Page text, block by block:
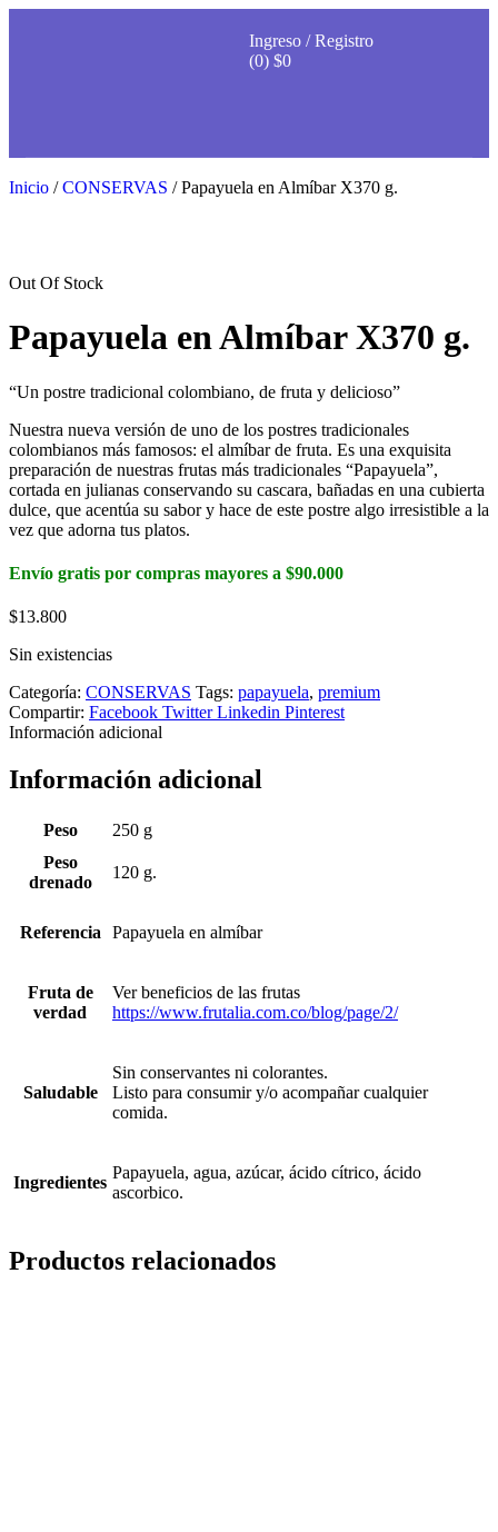
Ingreso / Registro
(0) $0
Inicio /CONSERVAS / Papayuela en Almíbar X370 g.
Out Of Stock
Papayuela en Almíbar X370 g.
“Un postre tradicional colombiano, de fruta y delicioso”
Nuestra nueva versión de uno de los postres tradicionales
colombianos más famosos: el almíbar de fruta. Es una exquisita
preparación de nuestras frutas más tradicionales “Papayuela”,
cortada en julianas conservando su cascara, bañadas en una cubierta
dulce, que acentúa su sabor y hace de este postre algo irresistible a la
vez que adorna tus platos.
Envío gratis por compras mayores a $90.000
$13.800
Sin existencias
Categoría: CONSERVAS Tags: papayuela, premium
Compartir: Facebook Twitter Linkedin Pinterest
Información adicional
Información adicional
Peso
250 g
Peso
drenado
120 g.
Referencia Papayuela en almíbar
Fruta de
verdad
Ver beneficios de las frutas
https://www.frutalia.com.co/blog/page/2/
Saludable
Sin conservantes ni colorantes.
Listo para consumir y/o acompañar cualquier
comida.
Ingredientes
Papayuela, agua, azúcar, ácido cítrico, ácido
ascorbico.
Productos relacionados